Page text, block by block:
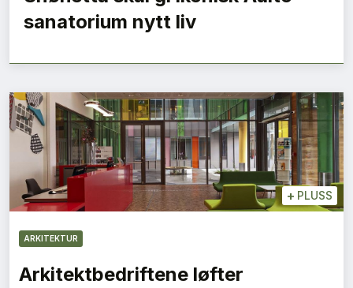
sanatorium nytt liv
+ PLUSS
ARKITEKTUR
Arkitektbedriftene løfter